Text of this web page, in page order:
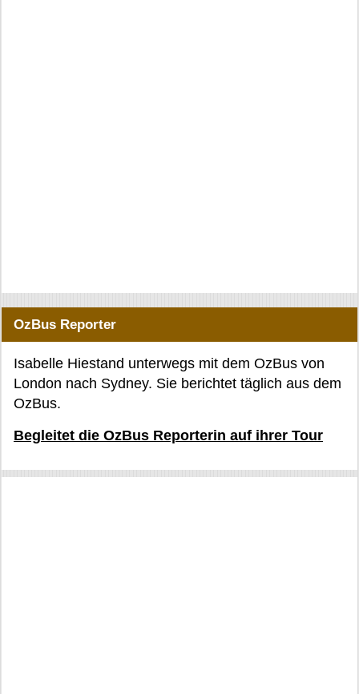
OzBus Reporter
Isabelle Hiestand unterwegs mit dem OzBus von
London nach Sydney. Sie berichtet täglich aus dem
OzBus.
Begleitet die OzBus Reporterin auf ihrer Tour